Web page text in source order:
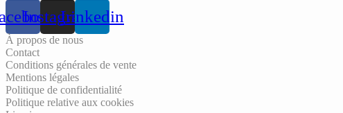
InstagramLinkedin
À propos de nous
Contact
Conditions générales de vente
Mentions légales
Politique de confidentialité
Politique relative aux cookies